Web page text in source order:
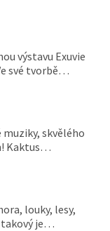
výstavu Exuvie
své tvorbě…
skvělého
Kaktus…
louky, lesy,
takový je…